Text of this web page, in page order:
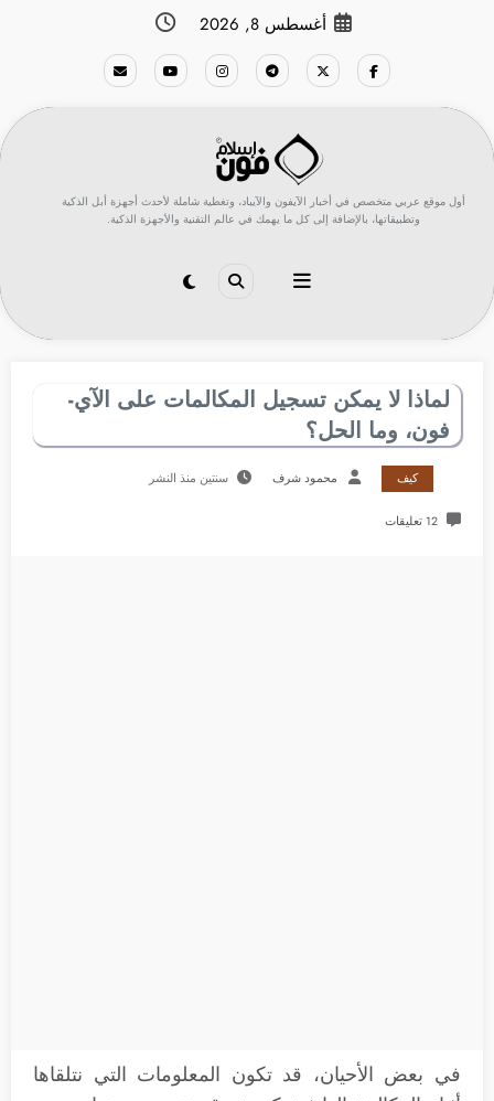
أغسطس 8, 2026
أول موقع عربي متخصص في أخبار الآيفون والآيباد، وتغطية شاملة لأحدث أجهزة أبل الذكية
وتطبيقاتها، بالإضافة إلى كل ما يهمك في عالم التقنية والأجهزة الذكية.
لماذا لا يمكن تسجيل المكالمات على الآي-
فون، وما الحل؟
كيف محمود شرف سنتين منذ النشر
12 تعليقات
في بعض الأحيان، قد تكون المعلومات التي نتلقاها